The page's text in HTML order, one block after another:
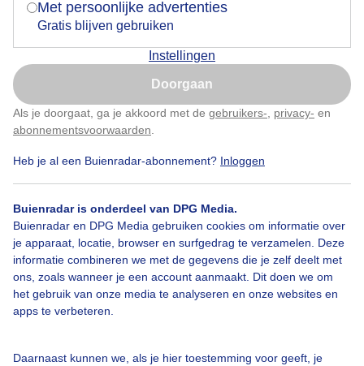
Met persoonlijke advertenties
Gratis blijven gebruiken
Instellingen
Doorgaan
Als je doorgaat, ga je akkoord met de gebruikers- privacy- en
abonnementsvoorwaarden
Heb je al een Buienradar-abonnement? Inloggen
Buienradar is onderdeel van DPG Media.
Buienradar en DPG Media gebruiken cookies om informatie over
je apparaat, locatie, browser en surfgedrag te verzamelen. Deze
informatie combineren we met de gegevens die je zelf deelt met
ons, zoals wanneer je een account aanmaakt. Dit doen we om
het gebruik van onze media te analyseren en onze websites en
apps te verbeteren.
Daarnaast kunnen we, als je hier toestemming voor geeft, je
is omgeknoopt en wandelen in Tshirt
Door: ria brasser
Bekijk slideshow
Een moment geduld aub...
Nu niet, misschien later
Klik hierom dit aan te passen